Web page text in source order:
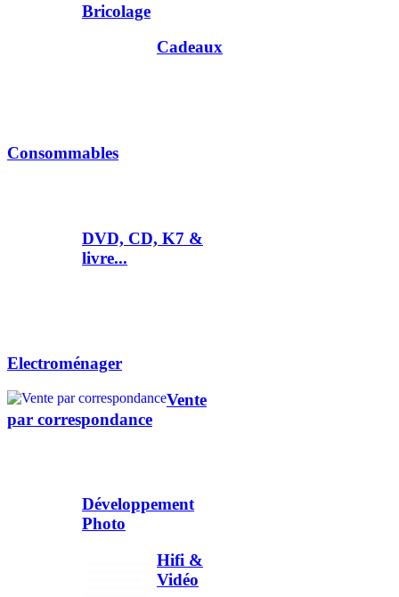
Bricolage
Cadeaux
Consommables
DVD, CD, K7 &
livre...
Electroménager
Vente
par correspondance
Développement
Photo
Hifi &
Vidéo